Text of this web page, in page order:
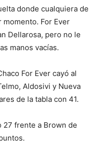
donde cualquiera de
For Ever
Dellarosa, pero no le
manos vacías.
For Ever cayó al
Aldosivi y Nueva
de la tabla con 41.
27 frente a Brown de